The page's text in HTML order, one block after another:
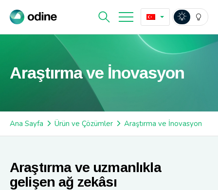
Araştırma ve İnovasyon
Ana Sayfa Ürün ve Çözümler Araştırma ve İnovasyon
Araştırma ve uzmanlıkla
gelişen ağ zekâsı